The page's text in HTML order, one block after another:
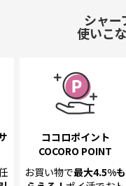
シャー
使いこ
ココロポイント
COCORO POINT
お買い物で最大4.5%も